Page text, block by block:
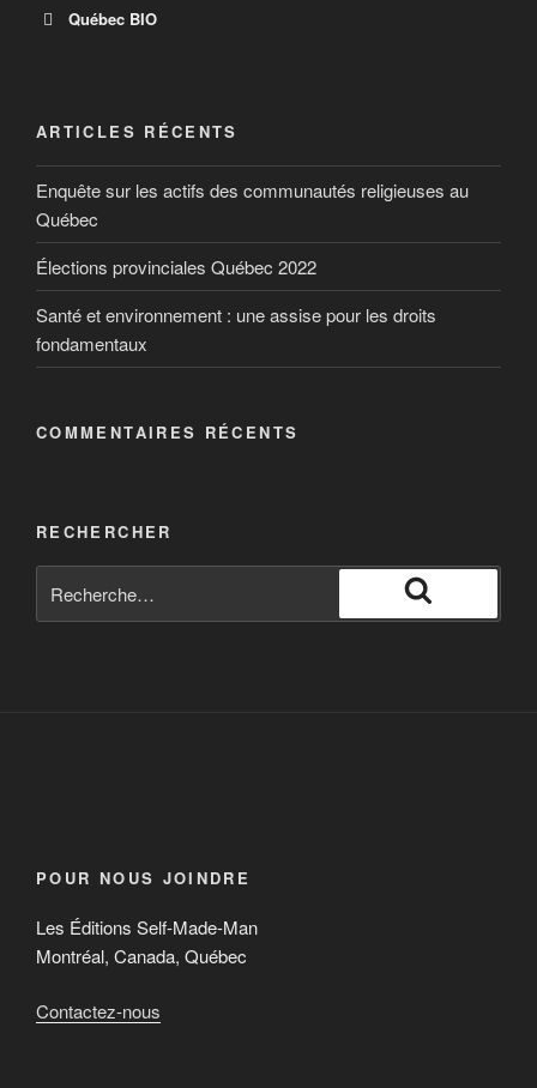
Québec BIO
production et produits
Le bio du Québec, on a raison d’en parler. QuébecBio
présente les bienfaits, garanties, produits,
producteurs et points de vente d’aliments biologiques
du Québec. Votre référence pour manger bio au
Québec.
ARTICLES RÉCENTS
Enquête sur les actifs des communautés religieuses au
Québec
Élections provinciales Québec 2022
Santé et environnement : une assise pour les droits
fondamentaux
COMMENTAIRES RÉCENTS
RECHERCHER
POUR NOUS JOINDRE
Les Éditions Self-Made-Man
Montréal, Canada, Québec
Contactez-nous